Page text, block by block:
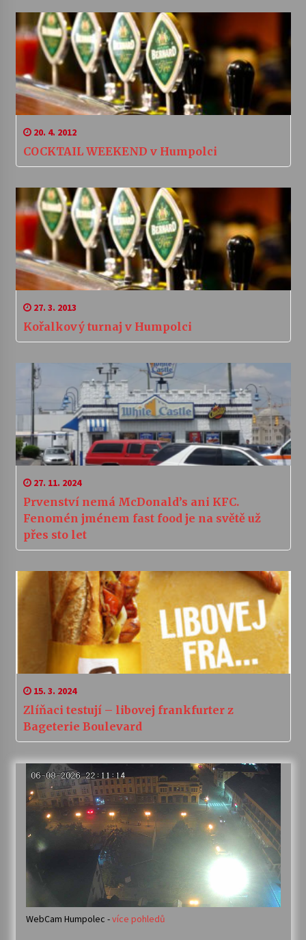
20. 4. 2012
COCKTAIL WEEKEND v Humpolci
27. 3. 2013
Kořalkový turnaj v Humpolci
27. 11. 2024
Prvenství nemá McDonald’s ani KFC.
Fenomén jménem fast food je na světě už
přes sto let
15. 3. 2024
Zlíňaci testují – libovej frankfurter z
Bageterie Boulevard
WebCam Humpolec -více pohledů